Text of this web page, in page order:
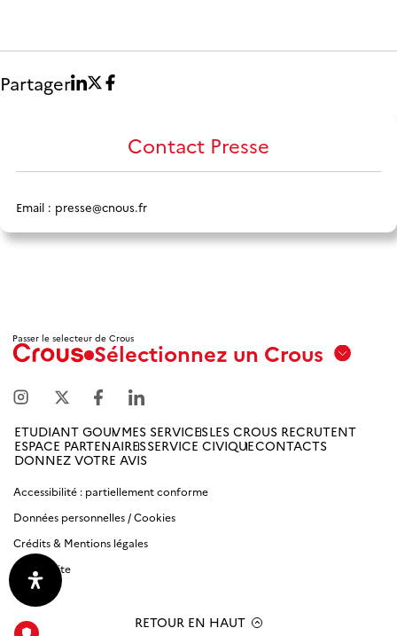
Partager
Contact Presse
Email : presse@cnous.fr
Passer le selecteur de CrousSélectionnez un Crous
Marseille
Amiens
Antilles
Guyane
Bordeaux-
Aquitaine
ETUDIANT GOUVMES SERVICESLES CROUS RECRUTENT
ESPACE PARTENAIRESSERVICE CIVIQUECONTACTS
DONNEZ VOTRE AVIS
Accessibilité : partiellement conforme
Données personnelles / Cookies
Crédits & Mentions légales
Plan du site
RETOUR EN HAUT